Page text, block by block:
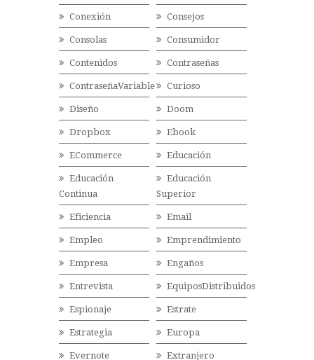
Conexión Consejos
Consolas Consumidor
Contenidos Contraseñas
ContraseñaVariable Curioso
Diseño Doom
Dropbox Ebook
ECommerce Educación
Educación
Continua
Educación
Superior
Eficiencia Email
Empleo Emprendimiento
Empresa Engaños
Entrevista EquiposDistribuidos
Espionaje Estrate
Estrategia Europa
Evernote Extranjero